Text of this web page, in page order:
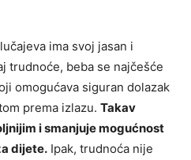
ima svoj jasan i
trudnoće, beba se najčešće
omogućava siguran dolazak
prema izlazu. Takav
i smanjuje mogućnost
dijete. Ipak, trudnoća nije